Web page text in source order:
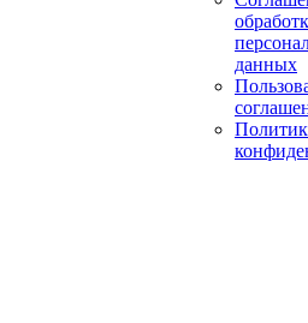
данных